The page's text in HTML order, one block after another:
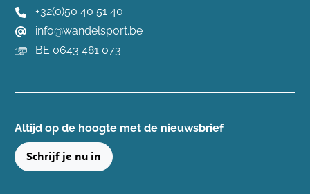
+32(0)50 40 51 40
info@wandelsport.be
BE 0643 481 073
Altijd op de hoogte ​met de nieuwsbrief
Schrijf je nu in